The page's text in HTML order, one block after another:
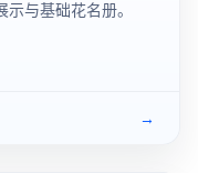
与基础花名册。
→